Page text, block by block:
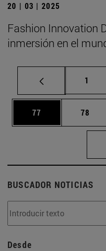
20 | 03 | 2025
Fashion Innovation
inmersión en el
1
Página
77 Página
78
BUSCADOR NOTICIAS
Desde